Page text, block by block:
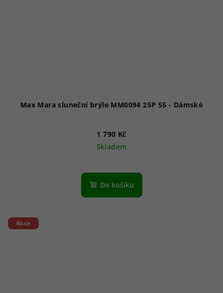
Max Mara sluneční brýle MM0094 25P 55 - Dámské
1 790 Kč
Skladem
Do košíku
Akce